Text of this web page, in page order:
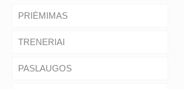
PRIĖMIMAS
TRENERIAI
PASLAUGOS